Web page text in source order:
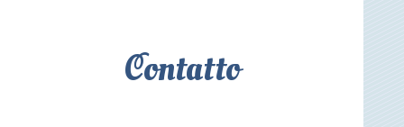
Contatto